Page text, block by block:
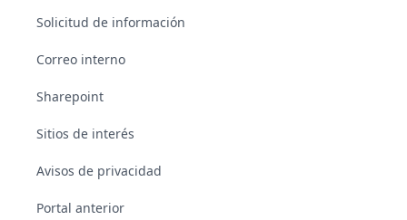
Solicitud de información
Correo interno
Sharepoint
Sitios de interés
Avisos de privacidad
Portal anterior